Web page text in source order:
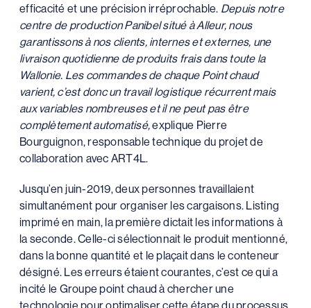
efficacité et une précision irréprochable. Depuis notre
centre de production Panibel situé à Alleur, nous
garantissons à nos clients, internes et externes, une
livraison quotidienne de produits frais dans toute la
Wallonie. Les commandes de chaque Point chaud
varient, c’est donc un travail logistique récurrent mais
aux variables nombreuses et il ne peut pas être
complètement automatisé,explique Pierre
Bourguignon, responsable technique du projet de
collaboration avec ART4L.
Jusqu’en juin-2019, deux personnes travaillaient
simultanément pour organiser les cargaisons. Listing
imprimé en main, la première dictait les informations à
la seconde. Celle-ci sélectionnait le produit mentionné,
dans la bonne quantité et le plaçait dans le conteneur
désigné. Les erreurs étaient courantes, c’est ce qui a
incité le Groupe point chaud à chercher une